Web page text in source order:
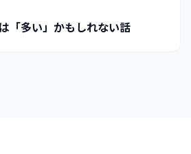
「多い」かもしれない話